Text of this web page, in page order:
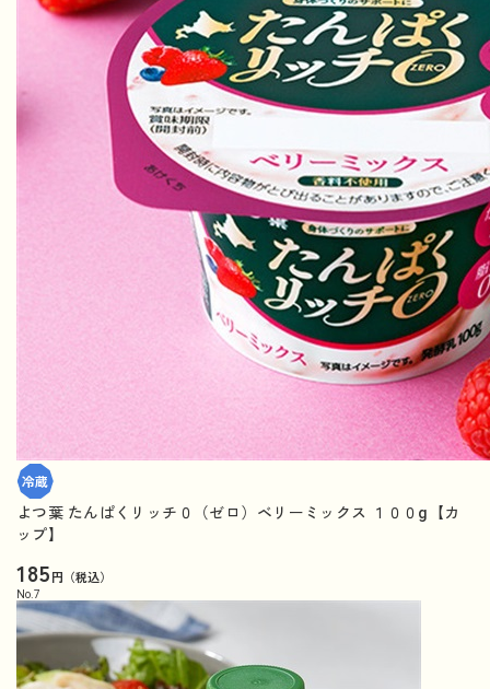
よつ葉 たんぱくリッチ０（ゼロ）ベリーミックス １００g【カ
ップ】
185円（税込）
No. 7